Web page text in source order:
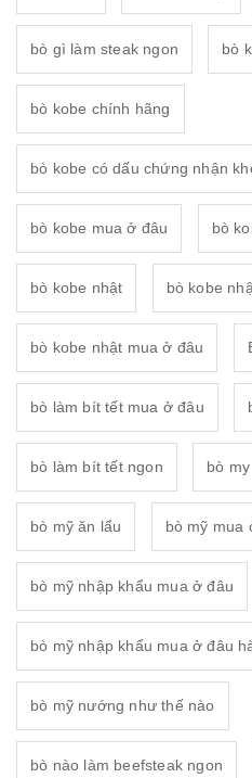
bò gì làm steak ngon bò
bò kobe chính hãng
bò kobe có dấu chứng nhận
bò kobe mua ở đâu bò
bò kobe nhật bò kobe
bò kobe nhật mua ở đâu
bò làm bít tết mua ở đâu
bò làm bít tết ngon bò my
bò mỹ ăn lẩu bò mỹ mua
bò mỹ nhập khẩu mua ở đâu
bò mỹ nhập khẩu mua ở đâu
bò mỹ nướng như thế nào
bò nào làm beefsteak ngon